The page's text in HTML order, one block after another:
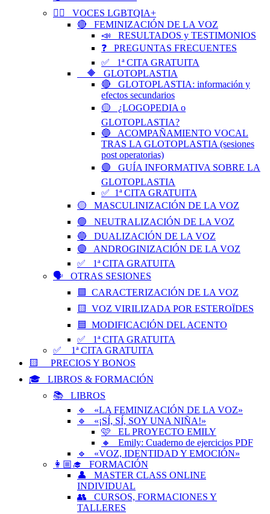
🏳️‍🌈 VOCES LGBTQIA+
🔴 FEMINIZACIÓN DE LA VOZ
📣 RESULTADOS y TESTIMONIOS
❓ PREGUNTAS FRECUENTES
✅ 1ª CITA GRATUITA
🔶 GLOTOPLASTIA
🔴 GLOTOPLASTIA: información y
efectos secundarios
🟡 ¿LOGOPEDIA o
GLOTOPLASTIA?
🔵 ACOMPAÑAMIENTO VOCAL
TRAS LA GLOTOPLASTIA (sesiones
post operatorias)
🟣 GUÍA INFORMATIVA SOBRE LA
GLOTOPLASTIA
✅ 1ª CITA GRATUITA
🟡 MASCULINIZACIÓN DE LA VOZ
🟢 NEUTRALIZACIÓN DE LA VOZ
🔵 DUALIZACIÓN DE LA VOZ
🟣 ANDROGINIZACIÓN DE LA VOZ
✅ 1ª CITA GRATUITA
🗣️ OTRAS SESIONES
🟪 CARACTERIZACIÓN DE LA VOZ
🟨 VOZ VIRILIZADA POR ESTEROÏDES
🟦 MODIFICACIÓN DEL ACENTO
✅ 1ª CITA GRATUITA
✅ 1ª CITA GRATUITA
🟨 PRECIOS Y BONOS
🎓 LIBROS & FORMACIÓN
📚 LIBROS
🔹 «LA FEMINIZACIÓN DE LA VOZ»
🔹 «¡SÍ, SÍ, SOY UNA NIÑA!»
🩷 EL PROYECTO EMILY
🔸 Emily: Cuaderno de ejercicios PDF
🔹 «VOZ, IDENTIDAD Y EMOCIÓN»
👩🏼‍🎓 FORMACIÓN
👤 MASTER CLASS ONLINE
INDIVIDUAL
👥 CURSOS, FORMACIONES Y
TALLERES